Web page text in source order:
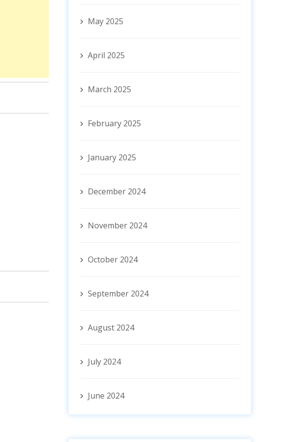
May 2025
April 2025
March 2025
February 2025
January 2025
December 2024
November 2024
October 2024
September 2024
August 2024
July 2024
June 2024